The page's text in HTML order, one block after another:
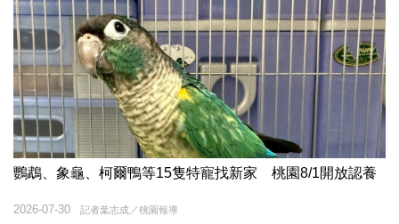
鸚鵡、象龜、柯爾鴨等15隻特寵找新家 桃園8/1開放認養
記者葉志成／桃園報導
2026-07-30